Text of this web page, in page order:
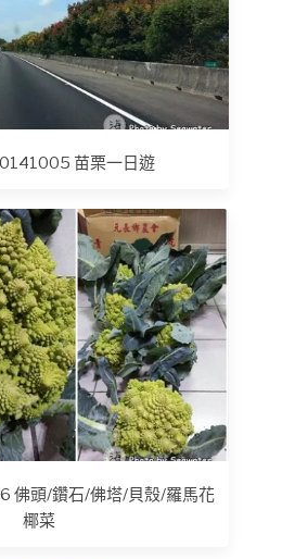
苗栗一日遊
佛頭/鑽石/佛塔/貝殼/羅馬花
椰菜